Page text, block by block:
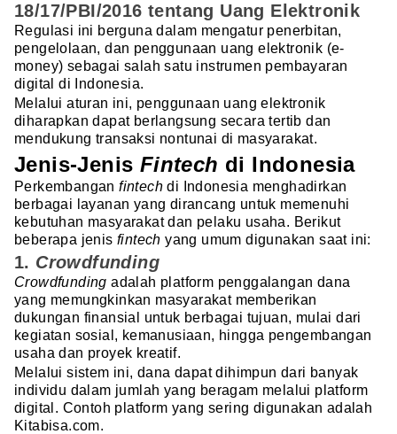
18/17/PBI/2016 tentang Uang Elektronik
Regulasi ini berguna dalam mengatur penerbitan,
pengelolaan, dan penggunaan uang elektronik (e-
money) sebagai salah satu instrumen pembayaran
digital di Indonesia.
Melalui aturan ini, penggunaan uang elektronik
diharapkan dapat berlangsung secara tertib dan
mendukung transaksi nontunai di masyarakat.
Jenis-Jenis Fintech di Indonesia
Perkembanganfintechdi Indonesia menghadirkan
berbagai layanan yang dirancang untuk memenuhi
kebutuhan masyarakat dan pelaku usaha. Berikut
beberapa jenisfintechyang umum digunakan saat ini:
1. Crowdfunding
Crowdfundingadalah platform penggalangan dana
yang memungkinkan masyarakat memberikan
dukungan finansial untuk berbagai tujuan, mulai dari
kegiatan sosial, kemanusiaan, hingga pengembangan
usaha dan proyek kreatif.
Melalui sistem ini, dana dapat dihimpun dari banyak
individu dalam jumlah yang beragam melalui platform
digital. Contoh platform yang sering digunakan adalah
Kitabisa.com.